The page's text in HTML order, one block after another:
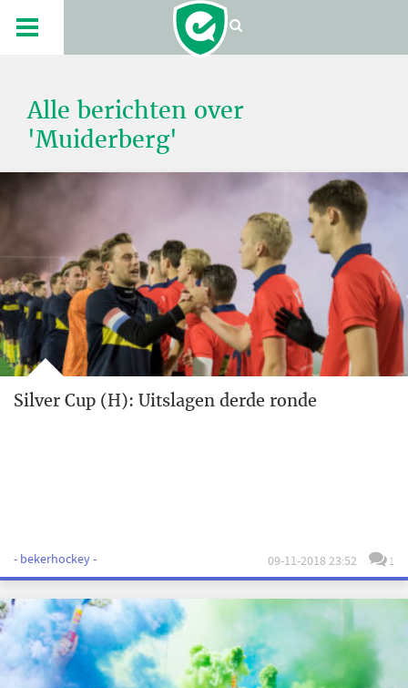
Alle berichten over
'Muiderberg'
Silver Cup (H): Uitslagen derde ronde
- bekerhockey - 09-11-2018 23:52 1